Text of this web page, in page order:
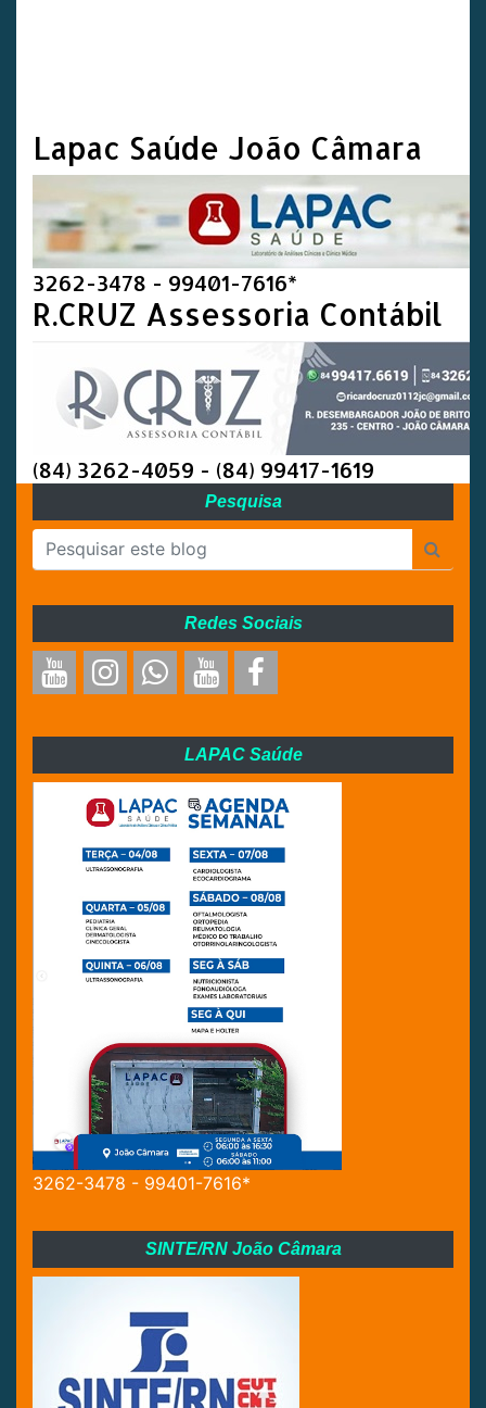
Lapac Saúde João Câmara
3262-3478 - 99401-7616*
R.CRUZ Assessoria Contábil
(84) 3262-4059 - (84) 99417-1619
Pesquisa
Redes Sociais
LAPAC Saúde
3262-3478 - 99401-7616*
SINTE/RN João Câmara